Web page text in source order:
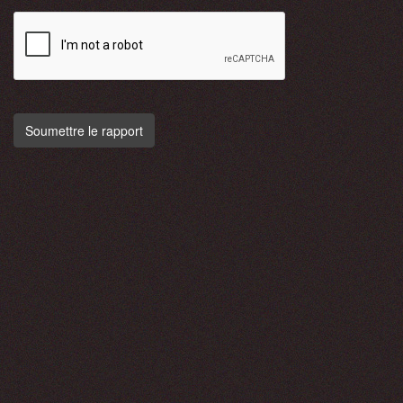
Soumettre le rapport